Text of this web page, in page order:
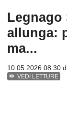
Legnago
allunga:
ma...
10.05.2026 08:30
VEDI LETTURE